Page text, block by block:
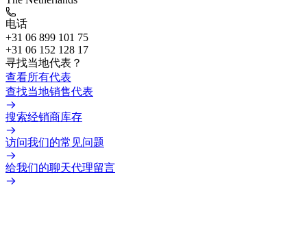
电话
+31 06 899 101 75
+31 06 152 128 17
寻找当地代表？
查看所有代表
查找当地销售代表
搜索经销商库存
访问我们的常见问题
给我们的聊天代理留言